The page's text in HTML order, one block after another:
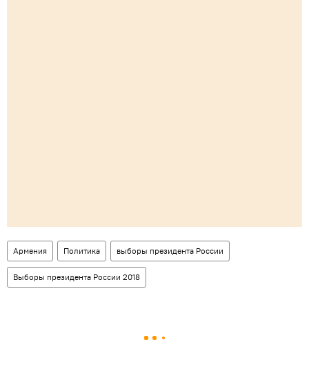
Армения Политика выборы президента России
Выборы президента России 2018